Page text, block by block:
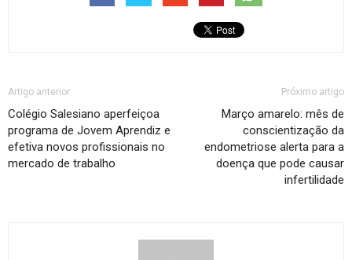
Artigo anterior
Colégio Salesiano aperfeiçoa
programa de Jovem Aprendiz e
efetiva novos profissionais no
mercado de trabalho
Próximo artigo
Março amarelo: mês de
conscientização da
endometriose alerta para a
doença que pode causar
infertilidade